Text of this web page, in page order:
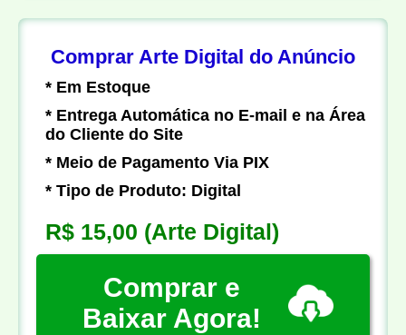
Comprar Arte Digital do Anúncio
* Em Estoque
* Entrega Automática no E-mail e na Área
do Cliente do Site
* Meio de Pagamento Via PIX
* Tipo de Produto: Digital
R$ 15,00 (Arte Digital)
Comprar e
Baixar Agora!